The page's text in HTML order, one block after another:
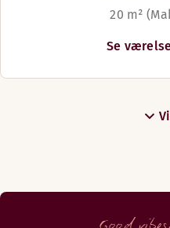
20 m²
Se